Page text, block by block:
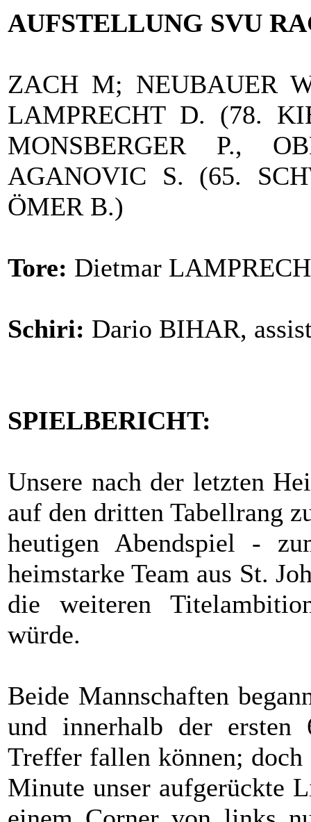
AUFSTELLUNG SVU
ZACH M; NEUBAUER
LAMPRECHT D. (78.
MONSBERGER P.,
AGANOVIC S. (65.
ÖMER B.)
Tore: Dietmar
Schiri: Dario BIHAR,
SPIELBERICHT:
Unsere nach der letzten
auf den dritten Tabellrang
heutigen Abendspiel -
heimstarke Team aus St.
die weiteren
würde.
Beide Mannschaften
und innerhalb der ersten
Treffer fallen können;
Minute unser aufgerückte